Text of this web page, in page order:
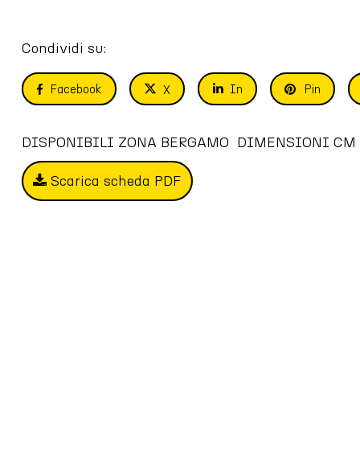
Condividi su:
Facebook X In Pin
DISPONIBILI ZONA BERGAMO  DIMENSIONI CM
Scarica scheda PDF